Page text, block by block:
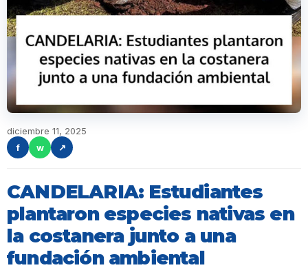
diciembre 11, 2025
f
w ↗
CANDELARIA: Estudiantes
plantaron especies nativas en
la costanera junto a una
fundación ambiental